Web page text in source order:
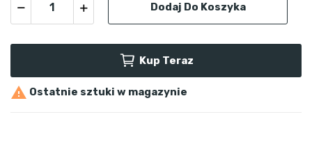
Dodaj Do Koszyka
Kup Teraz
 Ostatnie sztuki w magazynie